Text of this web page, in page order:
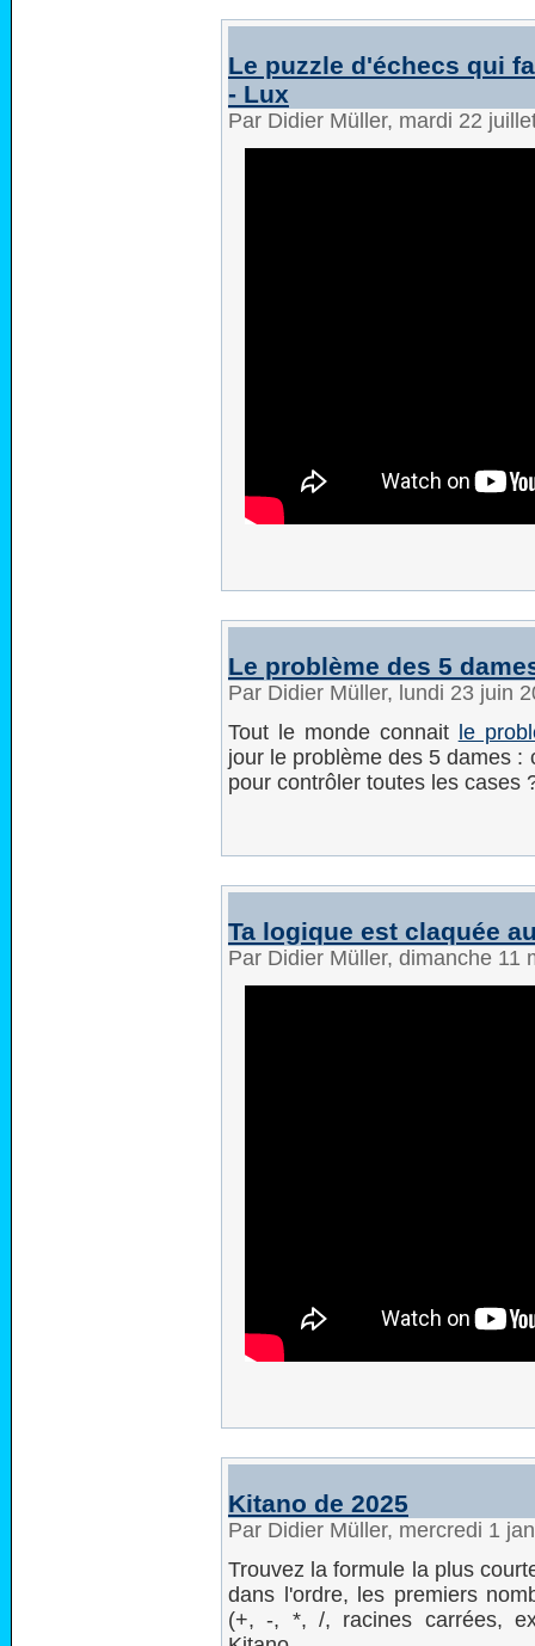
Le puzzle d'échecs qui
- Lux
Par Didier Müller, mardi 22
Le problème des 5
Par Didier Müller, lundi 23 juin
Tout le monde connait le
jour le problème des 5 dames
pour contrôler toutes les cases
Ta logique est claquée
Par Didier Müller, dimanche 11
Kitano de 2025
Par Didier Müller, mercredi 1
Trouvez la formule la plus
dans l'ordre, les premiers
(+, -, *, /, racines carrées,